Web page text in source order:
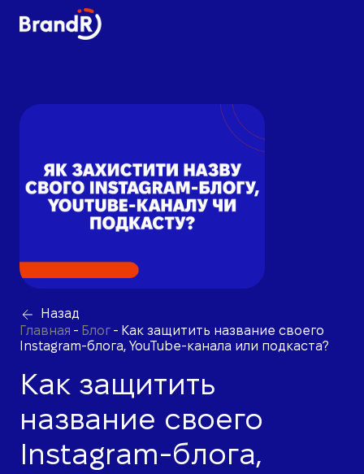
Назад
Главная - Блог - Как защитить название своего
Instagram-блога, YouTube-канала или подкаста?
Как защитить
название своего
Instagram-блога,